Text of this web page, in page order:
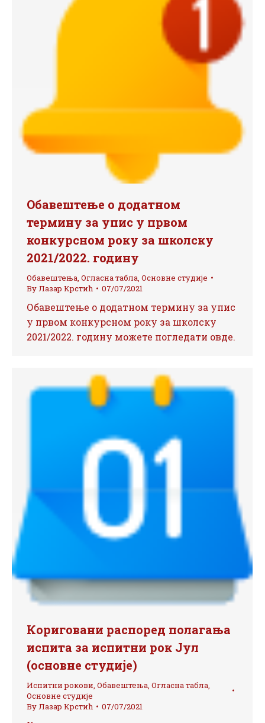
Обавештење о додатном
термину за упис у првом
конкурсном року за школску
2021/2022. годину
Обавештења, Огласна табла, Основне студије
ByЛазар Крстић 07/07/2021
Обавештење о додатном термину за упис
у првом конкурсном року за школску
2021/2022. годину можете погледати овде.
Кориговани распоред полагања
испита за испитни рок Јул
(основне студије)
Испитни рокови, Обавештења, Огласна табла,
Основне студије
ByЛазар Крстић 07/07/2021